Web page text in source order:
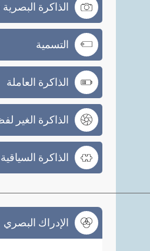
الذاكرة
التسمية
الذاكرة العاملة
الذاكرة الغير
الذاكرة السياقية
الإدراك البصري